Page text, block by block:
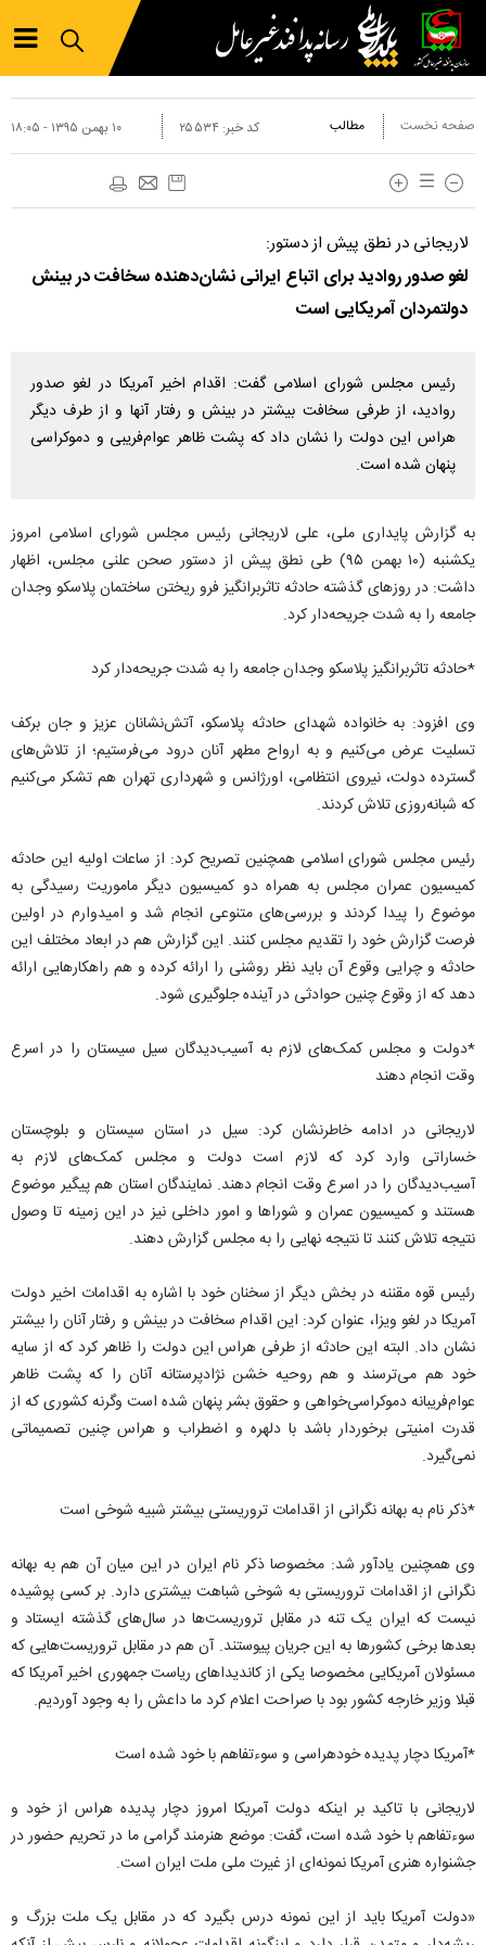
صفحه نخست مطالب ۱۰ بهمن ۱۳۹۵ - ۱۸:۰۵ کد خبر:۲۵۵۳۴
لاریجانی در نطق پیش‌ از دستور:
لغو صدور روادید برای اتباع ایرانی نشان‌دهنده سخافت در بینش
دولتمردان آمریکایی است
رئیس مجلس شورای اسلامی گفت: اقدام اخیر آمریکا در لغو صدور
روادید، از طرفی سخافت بیشتر در بینش و رفتار آنها و از طرف دیگر
هراس این دولت را نشان داد که پشت ظاهر عوام‌فریبی و دموکراسی
پنهان شده است.
به گزارش پایداری ملی، علی لاریجانی رئیس مجلس شورای اسلامی امروز
یکشنبه (۱۰ بهمن ۹۵) طی نطق پیش از دستور صحن علنی مجلس، اظهار
داشت: در روزهای گذشته حادثه تاثربرانگیز فرو ریختن ساختمان پلاسکو وجدان
جامعه را به شدت جریحه‌دار کرد.
*حادثه تاثربرانگیز پلاسکو وجدان جامعه را به شدت جریحه‌دار کرد
وی افزود: به خانواده شهدای حادثه پلاسکو، آتش‌نشانان عزیز و جان برکف
تسلیت عرض می‌کنیم و به ارواح مطهر آنان درود می‌فرستیم؛‌ از تلاش‌های
گسترده دولت، نیروی انتظامی، اورژانس و شهرداری تهران هم تشکر می‌کنیم
که شبانه‌روزی تلاش کردند.
رئیس مجلس شورای اسلامی همچنین تصریح کرد: از ساعات اولیه این حادثه
کمیسیون عمران مجلس به همراه دو کمیسیون دیگر ماموریت رسیدگی به
موضوع را پیدا کردند و بررسی‌های متنوعی انجام شد و امیدوارم در اولین
فرصت گزارش خود را تقدیم مجلس کنند. این گزارش هم در ابعاد مختلف این
حادثه و چرایی وقوع آن باید نظر روشنی را ارائه کرده و هم راهکارهایی ارائه
دهد که از وقوع چنین حوادثی در آینده جلوگیری شود.
*دولت و مجلس کمک‌های لازم به آسیب‌دیدگان سیل سیستان را در اسرع
وقت انجام دهند
لاریجانی در ادامه خاطرنشان کرد: سیل در استان سیستان و بلوچستان
خساراتی وارد کرد که لازم است دولت و مجلس کمک‌های لازم به
آسیب‌دیدگان را در اسرع وقت انجام دهند. نمایندگان استان هم پیگیر موضوع
هستند و کمیسیون عمران و شوراها و امور داخلی نیز در این زمینه تا وصول
نتیجه تلاش کنند تا نتیجه نهایی را به مجلس گزارش دهند.
رئیس قوه مقننه در بخش دیگر از سخنان خود با اشاره به اقدامات اخیر دولت
آمریکا در لغو ویزا، عنوان کرد: این اقدام سخافت در بینش و رفتار آنان را بیشتر
نشان داد. البته این حادثه از طرفی هراس این دولت را ظاهر کرد که از سایه
خود هم می‌ترسند و هم روحیه خشن نژادپرستانه آنان را که پشت ظاهر
عوام‌فریبانه دموکراسی‌خواهی و حقوق بشر پنهان شده است وگرنه کشوری که از
قدرت امنیتی برخوردار باشد با دلهره و اضطراب و هراس چنین تصمیماتی
نمی‌گیرد.
*ذکر نام به بهانه نگرانی از اقدامات تروریستی بیشتر شبیه شوخی است
وی همچنین یادآور شد: مخصوصا ذکر نام ایران در این میان آن هم به بهانه
نگرانی از اقدامات تروریستی به شوخی شباهت بیشتری دارد. بر کسی پوشیده
نیست که ایران یک تنه در مقابل تروریست‌ها در سال‌های گذشته ایستاد و
بعدها برخی کشورها به این جریان پیوستند. آن هم در مقابل تروریست‌هایی که
مسئولان آمریکایی مخصوصا یکی از کاندیداهای ریاست جمهوری اخیر آمریکا که
قبلا وزیر خارجه کشور بود با صراحت اعلام کرد ما داعش را به وجود آوردیم.
*آمریکا دچار پدیده خودهراسی و سوءتفاهم با خود شده است
لاریجانی با تاکید بر اینکه دولت آمریکا امروز دچار پدیده هراس از خود و
سوءتفاهم با خود شده است، گفت: موضع هنرمند گرامی ما در تحریم حضور در
جشنواره هنری آمریکا نمونه‌ای از غیرت ملی ملت ایران است.
«دولت آمریکا باید از این نمونه درس بگیرد که در مقابل یک ملت بزرگ و